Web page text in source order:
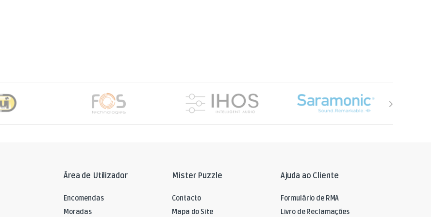
Área de Utilizador
Encomendas
Moradas
Mister Puzzle
Contacto
Mapa do Site
Ajuda ao Cliente
Formulário de RMA
Livro de Reclamações